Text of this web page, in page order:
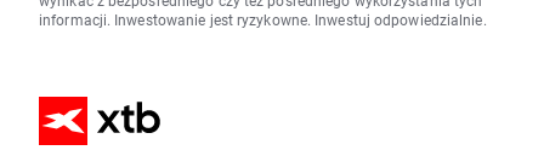
informacji. Inwestowanie jest ryzykowne. Inwestuj odpowiedzialnie.